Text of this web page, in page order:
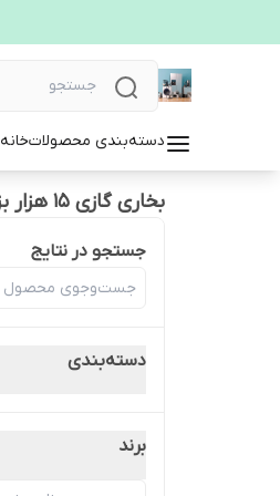
دسته‌بندی محصولاتخانه
بخاری گازی ۱۵ هزار بزرگ
جستجو در نتایج
دسته‌بندی
برند